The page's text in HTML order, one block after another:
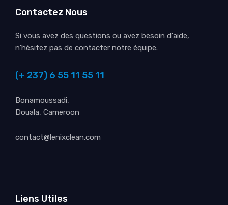
Contactez Nous
Si vous avez des questions ou avez besoin d'aide,
n'hésitez pas de contacter notre équipe.
(+ 237) 6 55 11 55 11
Bonamoussadi,
Douala, Cameroon
contact@lenixclean.com
Liens Utiles